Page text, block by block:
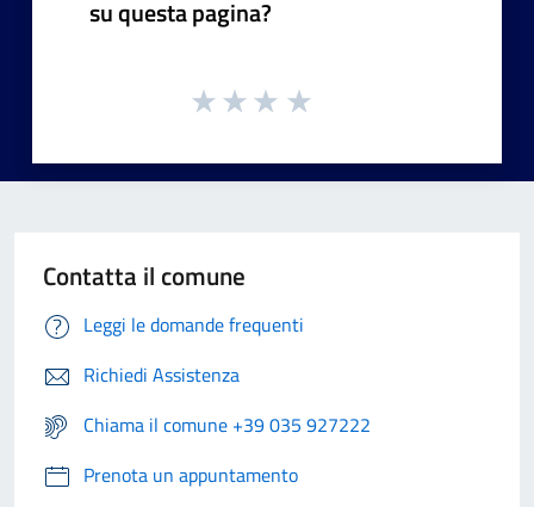
su questa pagina?
Contatta il comune
Leggi le domande frequenti
Richiedi Assistenza
Chiama il comune +39 035 927222
Prenota un appuntamento